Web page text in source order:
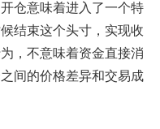
仓意味着进入了一个特
结束这个头寸，实现收
，不意味着资金直接消
间的价格差异和交易成